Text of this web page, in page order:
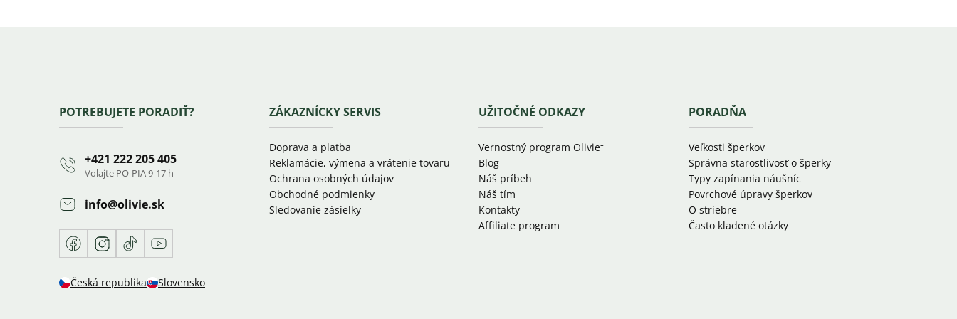
ZápätiePOTREBUJETE PORADIŤ?
+421 222 205 405
Volajte PO-PIA 9-17 h
info@olivie.sk
FacebookInstagram
TikTokYoutube
Česká republika Slovensko
ZÁKAZNÍCKY SERVIS
Doprava a platba
Reklamácie, výmena a vrátenie tovaru
Ochrana osobných údajov
Obchodné podmienky
Sledovanie zásielky
UŽITOČNÉ ODKAZY
Vernostný program Olivie⁺
Blog
Náš príbeh
Náš tím
Kontakty
Affiliate program
PORADŇA
Veľkosti šperkov
Správna starostlivosť o šperky
Typy zapínania náušníc
Povrchové úpravy šperkov
O striebre
Často kladené otázky